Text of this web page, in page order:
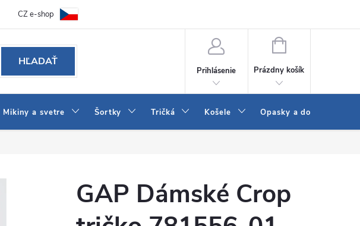
Ako vybrať džínsy Wrangler a LEE
CZ e-shop
HĽADAŤ
Prihlásenie
NÁKUPNÝ
Prázdny košík
Mikiny a svetre Šortky Tričká Košele Opasky a doplnky
GAP Dámské Crop